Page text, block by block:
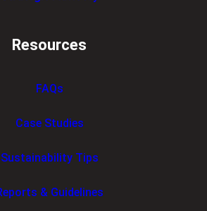
Resources
FAQs
Case Studies
Sustainability Tips
& Guidelines